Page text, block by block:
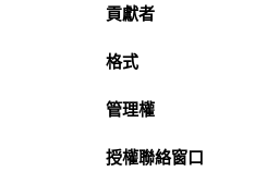
貢獻者
格式
管理權
授權聯絡窗口